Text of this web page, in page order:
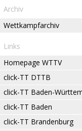
Archiv
Wettkampfarchiv
Links
Homepage WTTV
click-TT DTTB
click-TT Baden-
click-TT Baden
click-TT Brandenburg